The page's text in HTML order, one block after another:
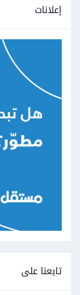
إعلانات
تابعنا على